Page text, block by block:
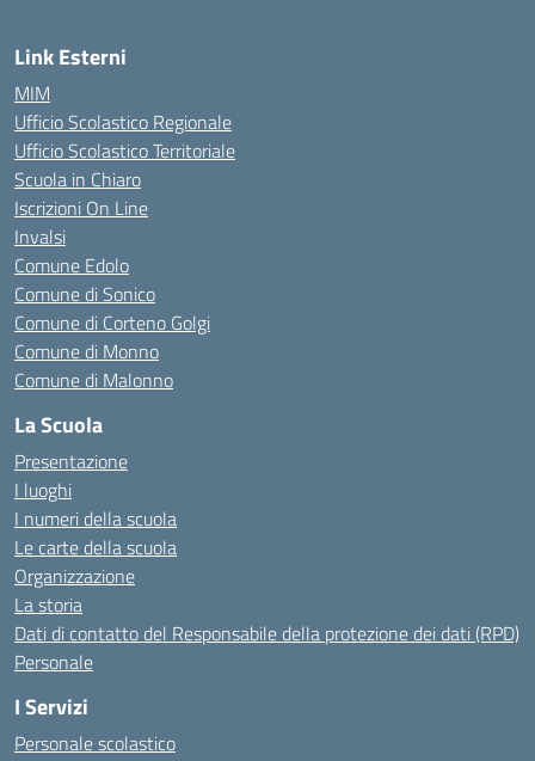
Link Esterni
MIM
Ufficio Scolastico Regionale
Ufficio Scolastico Territoriale
Scuola in Chiaro
Iscrizioni On Line
Invalsi
Comune Edolo
Comune di Sonico
Comune di Corteno Golgi
Comune di Monno
Comune di Malonno
La Scuola
Presentazione
I luoghi
I numeri della scuola
Le carte della scuola
Organizzazione
La storia
Dati di contatto del Responsabile della protezione dei dati (RPD)
Personale
I Servizi
Personale scolastico